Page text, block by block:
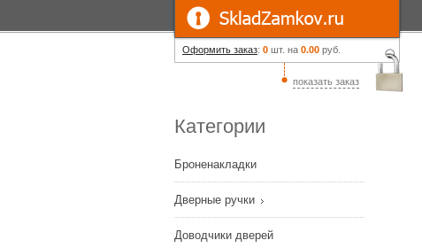
Оформить заказ: 0 шт. на 0.00 руб.
показать заказ
Категории
Броненакладки
Дверные ручки
Доводчики дверей